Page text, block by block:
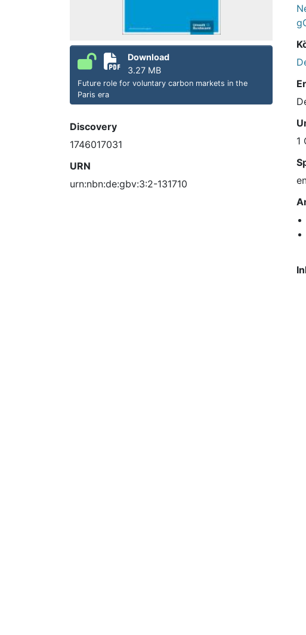
Download
3.27 MB
Future role for voluntary carbon markets in the
Paris era
Discovery
1746017031
URN
urn:nbn:de:gbv:3:2-131710
1